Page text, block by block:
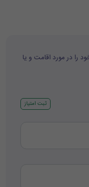
را در مورد اقامت و یا
ثبت امتیاز